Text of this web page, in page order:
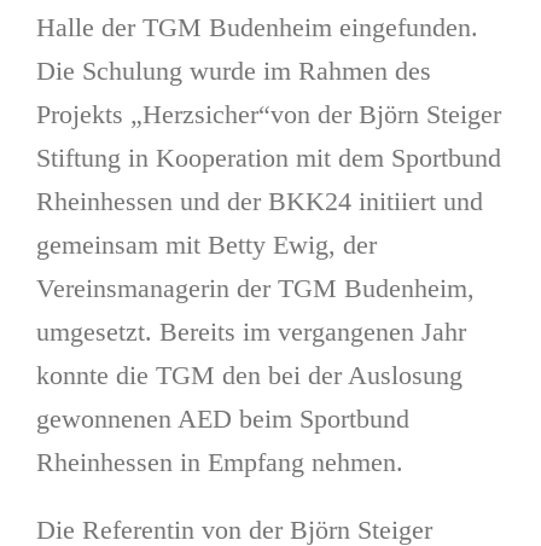
Halle der TGM Budenheim eingefunden.
Die Schulung wurde im Rahmen des
Projekts „Herzsicher“von der Björn Steiger
Stiftung in Kooperation mit dem Sportbund
Rheinhessen und der BKK24 initiiert und
gemeinsam mit Betty Ewig, der
Vereinsmanagerin der TGM Budenheim,
umgesetzt. Bereits im vergangenen Jahr
konnte die TGM den bei der Auslosung
gewonnenen AED beim Sportbund
Rheinhessen in Empfang nehmen.
Die Referentin von der Björn Steiger